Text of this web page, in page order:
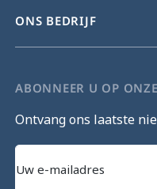
ONS BEDRIJF
ABONNEER U OP
Ontvang ons laatste